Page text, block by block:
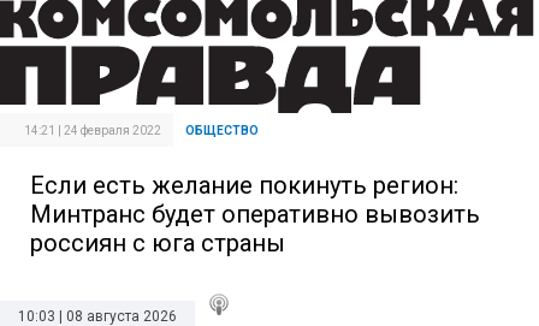
14:21 | 24 февраля 2022 ОБЩЕСТВО
Если есть желание покинуть регион:
Минтранс будет оперативно вывозить
россиян с юга страны
10:03 | 08 августа 2026